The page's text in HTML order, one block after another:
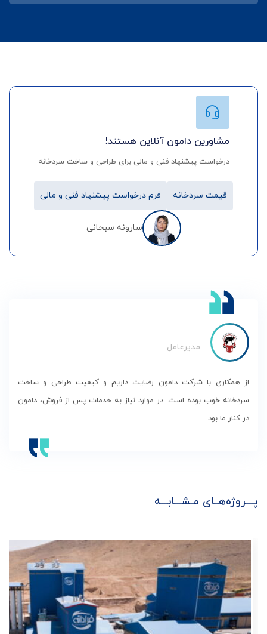
مشاورین دامون آنلاین هستند!
درخواست پیشنهاد فنی و مالی برای طراحی و ساخت سردخانه
قیمت سردخانه فرم درخواست پیشنهاد فنی و مالی
سارونه سبحانی
مدیرعامل
از همکاری با شرکت دامون رضایت داریم و کیفیت طراحی و ساخت
سردخانه خوب بوده است. در موارد نیاز به خدمات پس از فروش، دامون
در کنار ما بود.
پـــروژه‌هــای مـشـــابـــه